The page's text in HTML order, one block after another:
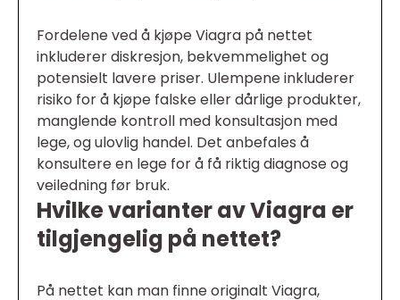
Fordelene ved å kjøpe Viagra på nettet
inkluderer diskresjon, bekvemmelighet og
potensielt lavere priser. Ulempene inkluderer
risiko for å kjøpe falske eller dårlige produkter,
manglende kontroll med konsultasjon med
lege, og ulovlig handel. Det anbefales å
konsultere en lege for å få riktig diagnose og
veiledning før bruk.
Hvilke varianter av Viagra er
tilgjengelig på nettet?
På nettet kan man finne originalt Viagra,